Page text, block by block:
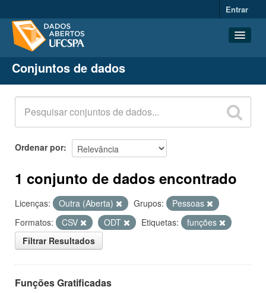
Entrar
Conjuntos de dados
Organizações
Grupos
Sobre
Conjuntos de dados
Ordenar por
1 conjunto de dados encontrado
Licenças: Outra (Aberta) Grupos:
Pessoas
Formatos:
CSV ODT Etiquetas:
funções
Filtrar Resultados
Funções Gratificadas